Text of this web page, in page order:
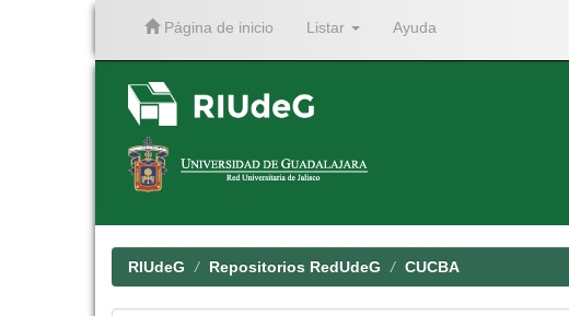
Página de inicio Listar Ayuda
RIUdeG Repositorios RedUdeG CUCBA